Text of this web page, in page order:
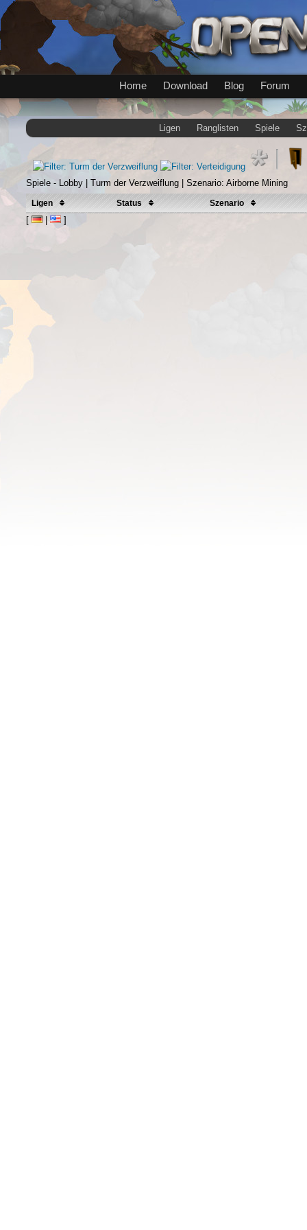
Home Download Blog Forum
Ligen Ranglisten Spiele
Spiele - Lobby | Turm der Verzweiflung | Szenario: Airborne Mining
Ligen Status Szenario
[ | ]